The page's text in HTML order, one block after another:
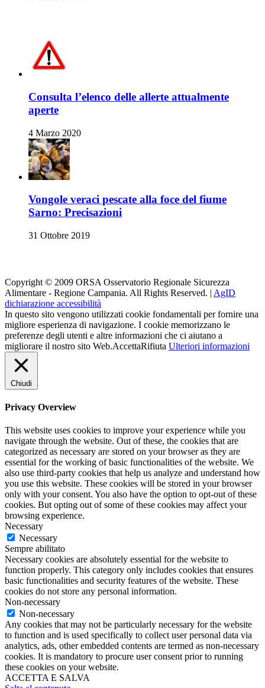
Consulta l’elenco delle allerte attualmente
aperte
4 Marzo 2020
Vongole veraci pescate alla foce del fiume
Sarno: Precisazioni
31 Ottobre 2019
Copyright © 2009 ORSA Osservatorio Regionale Sicurezza
Alimentare - Regione Campania. All Rights Reserved. | AgID
dichiarazione accessibilità
In questo sito vengono utilizzati cookie fondamentali per fornire una
migliore esperienza di navigazione. I cookie memorizzano le
preferenze degli utenti e altre informazioni che ci aiutano a
migliorare il nostro sito Web.AccettaRifiuta Ulteriori informazioni
Chiudi
Privacy Overview
This website uses cookies to improve your experience while you
navigate through the website. Out of these, the cookies that are
categorized as necessary are stored on your browser as they are
essential for the working of basic functionalities of the website. We
also use third-party cookies that help us analyze and understand how
you use this website. These cookies will be stored in your browser
only with your consent. You also have the option to opt-out of these
cookies. But opting out of some of these cookies may affect your
browsing experience.
Necessary
Necessary
Sempre abilitato
Necessary cookies are absolutely essential for the website to
function properly. This category only includes cookies that ensures
basic functionalities and security features of the website. These
cookies do not store any personal information.
Non-necessary
Non-necessary
Any cookies that may not be particularly necessary for the website
to function and is used specifically to collect user personal data via
analytics, ads, other embedded contents are termed as non-necessary
cookies. It is mandatory to procure user consent prior to running
these cookies on your website.
ACCETTA E SALVA